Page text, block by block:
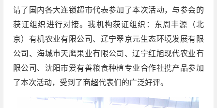
请了国内各大连锁超市代表参加了本次活动，与参会的
获证组织进行对接。我机构获证组织：东周丰源（北
京）有机农业有限公司、辽宁翠京元生态环境发展有限
公司、海城市天鹰果业有限公司、辽宁红旭现代农业有
限公司、沈阳市爱有善粮食种植专业合作社携产品参加
了本次活动，受到了商超代表们的广泛好评。